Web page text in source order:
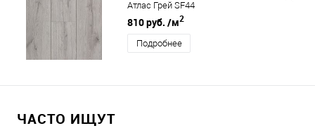
Атлас Грей SF44
810 руб. /м2
Подробнее
ЧАСТО ИЩУТ